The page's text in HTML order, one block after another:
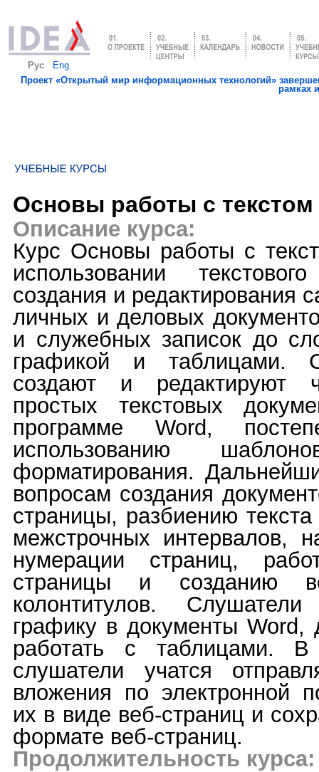
Рус
Eng
Проект «Открытый мир информационных технологий»
рамках
Основы работы с текстом
Описание курса:
Курс Основы работы с
использовании
создания и редактирования
личных и деловых
и служебных записок до
графикой и таблицами.
создают и редактируют
простых текстовых
программе Word,
использованию
форматирования.
вопросам создания
страницы, разбиению
межстрочных интервалов,
нумерации страниц,
страницы и созданию
колонтитулов.
графику в документы Word,
работать с таблицами. В
слушатели учатся
вложения по электронной
их в виде веб-страниц и
формате веб-страниц.
Продолжительность курса: